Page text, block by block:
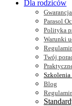
Dla rodziców
Parasol
Polityka
Warunki
Twój
Szkolenia
Blog